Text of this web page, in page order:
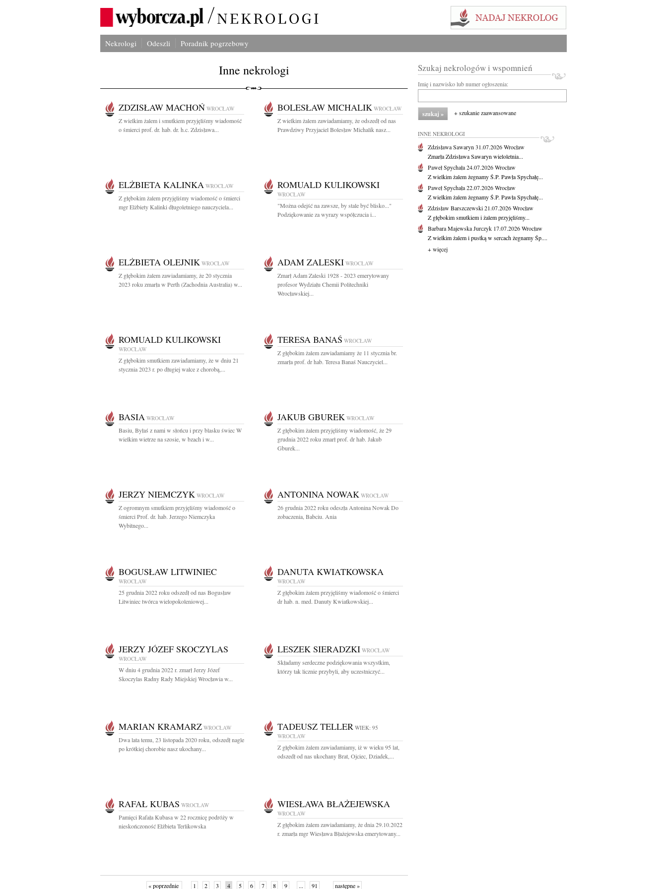
Nekrologi Odeszli Poradnik pogrzebowy
Inne nekrologi
ZDZISŁAW MACHOŃ WROCŁAW
Z wielkim żalem i smutkiem przyjęliśmy wiadomość
o śmierci prof. dr. hab. dr. h.c. Zdzisława...
BOLESŁAW MICHALIK WROCŁAW
Z wielkim żalem zawiadamiamy, że odszedł od nas
Prawdziwy Przyjaciel Bolesław Michalik nasz...
ELŻBIETA KALINKA WROCŁAW
Z głębokim żalem przyjęliśmy wiadomość o śmierci
mgr Elżbiety Kalinki długoletniego nauczyciela...
ROMUALD KULIKOWSKI
WROCŁAW
"Można odejść na zawsze, by stale być blisko..."
Podziękowanie za wyrazy współczucia i...
ELŻBIETA OLEJNIK WROCŁAW
Z głębokim żalem zawiadamiamy, że 20 stycznia
2023 roku zmarła w Perth (Zachodnia Australia) w...
ADAM ZALESKI WROCŁAW
Zmarł Adam Zaleski 1928 - 2023 emerytowany
profesor Wydziału Chemii Politechniki
Wrocławskiej...
ROMUALD KULIKOWSKI
WROCŁAW
Z głębokim smutkiem zawiadamiamy, że w dniu 21
stycznia 2023 r. po długiej walce z chorobą,...
TERESA BANAŚ WROCŁAW
Z głębokim żalem zawiadamiamy że 11 stycznia br.
zmarła prof. dr hab. Teresa Banaś Nauczyciel...
BASIA WROCŁAW
Basiu, Byłaś z nami w słońcu i przy blasku świec W
wielkim wietrze na szosie, w bzach i w...
JAKUB GBUREK WROCŁAW
Z głębokim żalem przyjęliśmy wiadomość, że 29
grudnia 2022 roku zmarł prof. dr hab. Jakub
Gburek...
JERZY NIEMCZYK WROCŁAW
Z ogromnym smutkiem przyjęliśmy wiadomość o
śmierci Prof. dr. hab. Jerzego Niemczyka
Wybitnego...
ANTONINA NOWAK WROCŁAW
26 grudnia 2022 roku odeszła Antonina Nowak Do
zobaczenia, Babciu. Ania
BOGUSŁAW LITWINIEC
WROCŁAW
25 grudnia 2022 roku odszedł od nas Bogusław
Litwiniec twórca wielopokoleniowej...
DANUTA KWIATKOWSKA
WROCŁAW
Z głębokim żalem przyjęliśmy wiadomość o śmierci
dr hab. n. med. Danuty Kwiatkowskiej...
JERZY JÓZEF SKOCZYLAS
WROCŁAW
W dniu 4 grudnia 2022 r. zmarł Jerzy Józef
Skoczylas Radny Rady Miejskiej Wrocławia w...
LESZEK SIERADZKI WROCŁAW
Składamy serdeczne podziękowania wszystkim,
którzy tak licznie przybyli, aby uczestniczyć...
MARIAN KRAMARZ WROCŁAW
Dwa lata temu, 23 listopada 2020 roku, odszedł nagle
po krótkiej chorobie nasz ukochany...
TADEUSZ TELLER WIEK: 95
WROCŁAW
Z głębokim żalem zawiadamiamy, iż w wieku 95 lat,
odszedł od nas ukochany Brat, Ojciec, Dziadek,...
RAFAŁ KUBAS WROCŁAW
Pamięci Rafała Kubasa w 22 rocznicę podróży w
nieskończoność Elżbieta Terlikowska
WIESŁAWA BŁAŻEJEWSKA
WROCŁAW
Z głębokim żalem zawiadamiamy, że dnia 29.10.2022
r. zmarła mgr Wiesława Błażejewska emerytowany...
« poprzednie 1 2 3 4 5 6 7 8 9 ... 91 następne »
Szukaj nekrologów i wspomnień
Imię i nazwisko lub numer ogłoszenia:
+ szukanie zaawansowane
INNE NEKROLOGI
Zdzisława Sawaryn 31.07.2026Wrocław
Zmarła Zdzisława Sawaryn wieloletnia...
Paweł Spychała24.07.2026Wrocław
Z wielkim żalem żegnamy Ś.P. Pawła Spychałę...
Paweł Spychała22.07.2026Wrocław
Z wielkim żalem żegnamy Ś.P. Pawła Spychałę...
Zdzisław Barszczewski21.07.2026Wrocław
Z głębokim smutkiem i żalem przyjęliśmy...
Barbara Majewska Jurczyk 17.07.2026Wrocław
Z wielkim żalem i pustką w sercach żegnamy Śp....
+ więcej